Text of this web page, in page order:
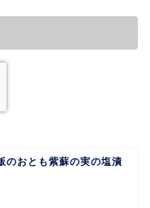
のおとも紫蘇の実の塩漬